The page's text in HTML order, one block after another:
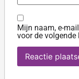
Mijn naam, e-
voor de volgende